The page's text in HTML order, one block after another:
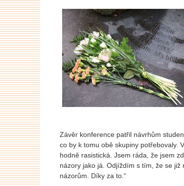
Závěr konference patřil návrhům
co by k tomu obě skupiny potřebovaly.
hodně rasistická. Jsem ráda, že jsem
názory jako já. Odjíždím s tím, že se
názorům. Díky za to.“